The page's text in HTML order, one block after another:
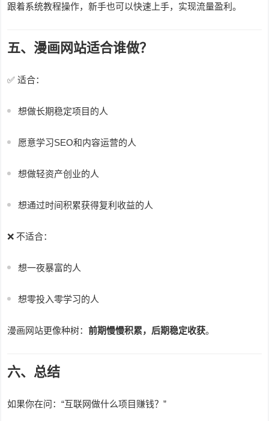
跟着系统教程操作，新手也可以快速上手，实现流量盈利。
五、漫画网站适合谁做？
✅ 适合：
想做长期稳定项目的人
愿意学习SEO和内容运营的人
想做轻资产创业的人
想通过时间积累获得复利收益的人
❌ 不适合：
想一夜暴富的人
想零投入零学习的人
漫画网站更像种树：前期慢慢积累，后期稳定收获。
六、总结
如果你在问：“互联网做什么项目赚钱？”